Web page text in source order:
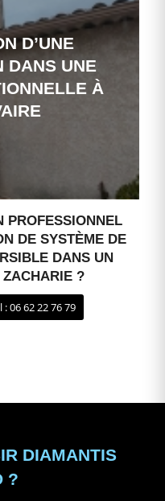
D’UNE
DANS UNE
À
PROFESSIONNEL
DE SYSTÈME DE
DANS UN
?
: 06 62 22 76 79
DIAMANTIS
?